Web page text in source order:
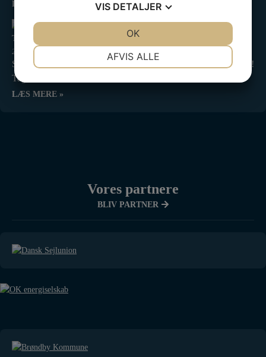
LÆS MERE »
Tilmelding til teoretisk duelighedsbevis er åben
20. august 2025
Så er tilmeldingen til vinterens Teoretiske Duelighedsbevis åben!
Tag en…
LÆS MERE »
Vores partnere
BLIV PARTNER
VIS DETALJER
AFVIS ALLE
OK